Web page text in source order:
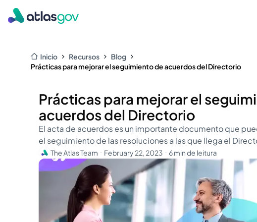
Inicio Recursos
Blog
Prácticas para mejorar el seguimiento de acuerdos del Directorio
Prácticas para mejorar el
acuerdos del Directorio
El acta de acuerdos es un importante documento que
el seguimiento de las resoluciones a las que llega el
The Atlas Team ・ February 22, 2023 ・ 6 min de leitura